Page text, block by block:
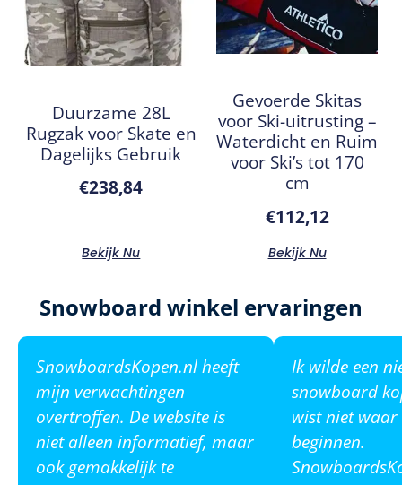
Duurzame 28L
Rugzak voor Skate en
Dagelijks Gebruik
€238,84
Bekijk Nu
Gevoerde Skitas
voor Ski-uitrusting –
Waterdicht en Ruim
voor Ski’s tot 170
cm
€112,12
Bekijk Nu
Snowboard winkel ervaringen
SnowboardsKopen.nl heeft
mijn verwachtingen
overtroffen. De website is
niet alleen informatief, maar
ook gemakkelijk te
Ik wilde een
snowboard
wist niet waar
beginnen.